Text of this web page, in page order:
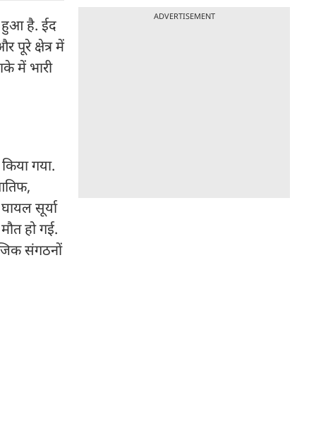
हुआ है. ईद
पूरे क्षेत्र में
में भारी
गया.
सूर्या
हो गई.
संगठनों
ADVERTISEMENT